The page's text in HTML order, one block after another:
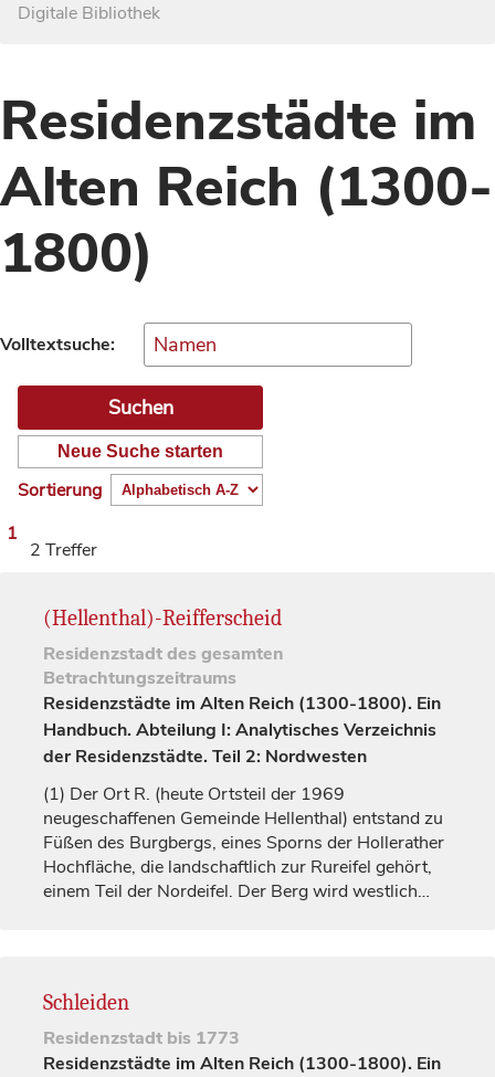
Digitale Bibliothek
Residenzstädte im
Alten Reich (1300-
1800)
Volltextsuche:
Neue Suche starten
Sortierung
1
2 Treffer
(Hellenthal)-Reifferscheid
Residenzstadtdes gesamten
Betrachtungszeitraums
Residenzstädte im Alten Reich (1300-1800). Ein
Handbuch. Abteilung I: Analytisches Verzeichnis
der Residenzstädte. Teil 2: Nordwesten
(1) Der Ort R. (heute Ortsteil der 1969
neugeschaffenen Gemeinde Hellenthal) entstand zu
Füßen des Burgbergs, eines Sporns der Hollerather
Hochfläche, die landschaftlich zur Rureifel gehört,
einem Teil der Nordeifel. Der Berg wird westlich…
Schleiden
Residenzstadt bis 1773
Residenzstädte im Alten Reich (1300-1800). Ein